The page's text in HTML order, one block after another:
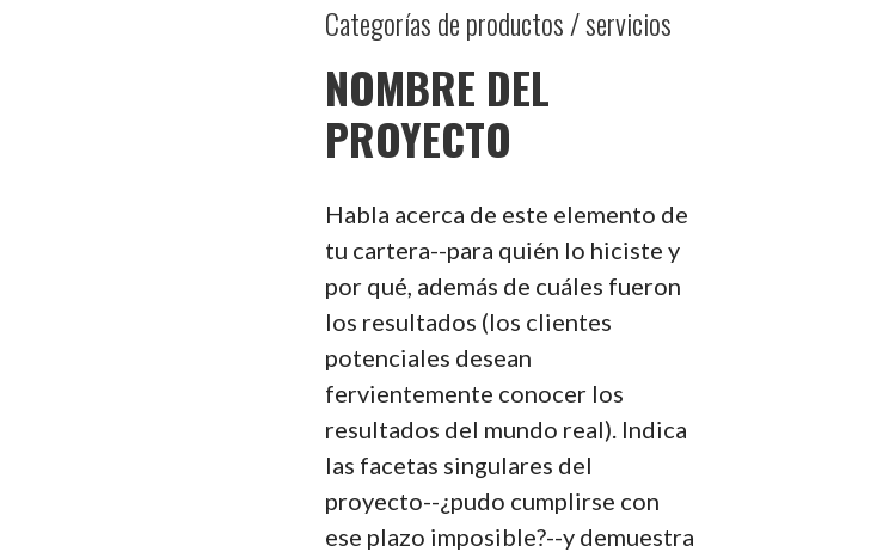
Categorías de productos / servicios
NOMBRE DEL
PROYECTO
Habla acerca de este elemento de
tu cartera--para quién lo hiciste y
por qué, además de cuáles fueron
los resultados (los clientes
potenciales desean
fervientemente conocer los
resultados del mundo real). Indica
las facetas singulares del
proyecto--¿pudo cumplirse con
ese plazo imposible?--y demuestra